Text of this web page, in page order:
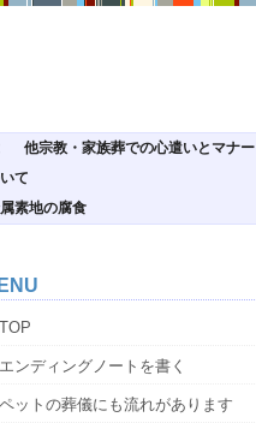
他宗教・家族葬での心遣いとマナー
て
素地の腐食
TOP
エンディングノートを書く
ペットの葬儀にも流れがあります